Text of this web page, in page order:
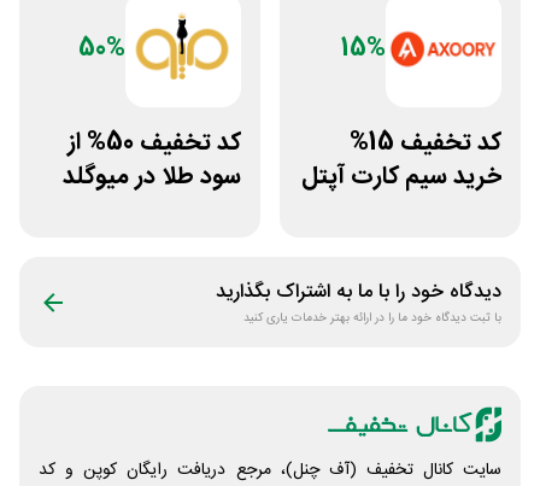
15%
کد تخفیف 15%
خرید سیم کارت آپتل
50%
کد تخفیف 50% از
سود طلا در میوگلد
دیدگاه خود را با ما به اشتراک بگذارید
با ثبت دیدگاه خود ما را در ارائه بهتر خدمات یاری کنید
سایت کانال تخفیف (آف چنل)، مرجع دریافت رایگان کوپن و کد